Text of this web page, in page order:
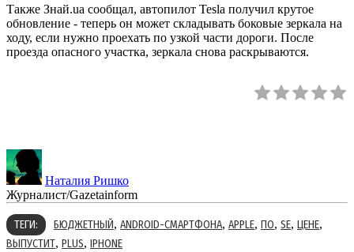
Также Знай.ua сообщал, автопилот Tesla получил крутое
обновление - теперь он может складывать боковые зеркала на
ходу, если нужно проехать по узкой части дороги. После
проезда опасного участка, зеркала снова раскрываются.
Наталия Ришко
Журналист/Gazetainform
ТЕГИ: БЮДЖЕТНЫЙ, ANDROID-СМАРТФОНА, APPLE, ПО, SE, ЦЕНЕ,
ВЫПУСТИТ, PLUS, IPHONE